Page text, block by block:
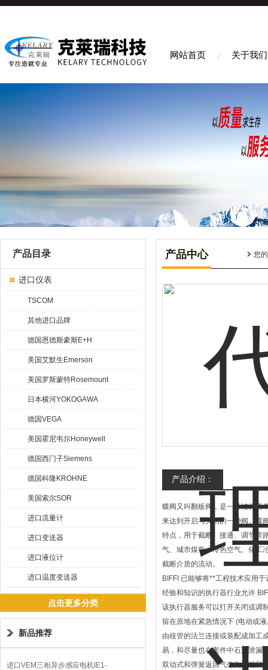
网站首页 关于我们
产品目录
进口仪表
TSCOM
其他进口品牌
德国恩德斯豪斯E+H
美国艾默生Emerson
美国罗斯蒙特Rosemount
日本横河YOKOGAWA
德国VEGA
美国霍尼韦尔Honeywell
德国西门子Siemens
德国科隆KROHNE
美国索尔SOR
进口流量计
进口变送器
进口液位计
进口温度变送器
点击更多分类
新品推荐
进口VEM三相异步感应电机IE1-
产品中心 您
产品介绍：
蝶阀又叫翻板阀，是一种结构简
来达到开启与关闭的一种阀。蝶
特点，用于截断、接通、调节管
气、城市煤气、冷热空气、化工
截断介质的流动。
BIFFI 已能够将**工程技术应用
经验和知识的执行器行业允许
该执行器服务可以打开关闭或调
留在原地在紧急情况下 (电动或
由歧管的法兰连接或装配成加工
易，和尽量也在案件中石油泄漏
双动式和弹簧返回气体为远程和